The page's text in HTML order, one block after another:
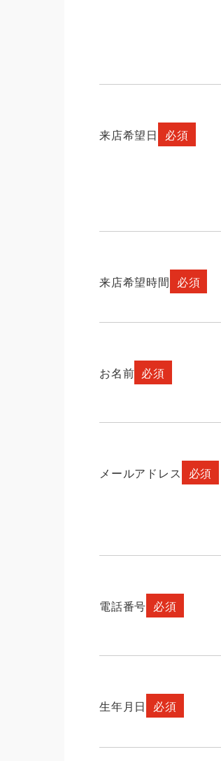
すべて
来店希望日 必須
来店希望時間 必須
お名前 必須
メールアドレス 必須
電話番号 必須
生年月日 必須